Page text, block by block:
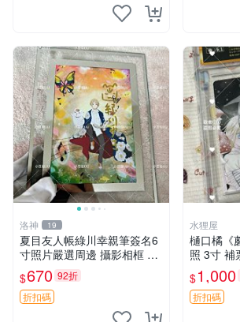
洛神 19
夏目友人帳綠川幸親筆簽名6
寸照片嚴選周邊 攝影相框 網
路認證 夏目友人帳收藏 簽名
照 6寸
$670 92折
折扣碼
水狸屋
樋口橘《
照 3寸 補
藏推薦
$1,000
折扣碼